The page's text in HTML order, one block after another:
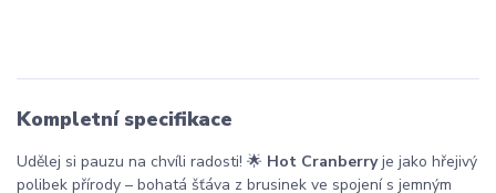
Kompletní specifikace
Udělej si pauzu na chvíli radosti! 🌟 Hot Cranberryje jako hřejivý
polibek přírody – bohatá šťáva z brusinek ve spojení s jemným